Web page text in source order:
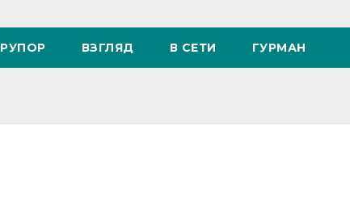
РУПОР ВЗГЛЯД В СЕТИ ГУРМАН